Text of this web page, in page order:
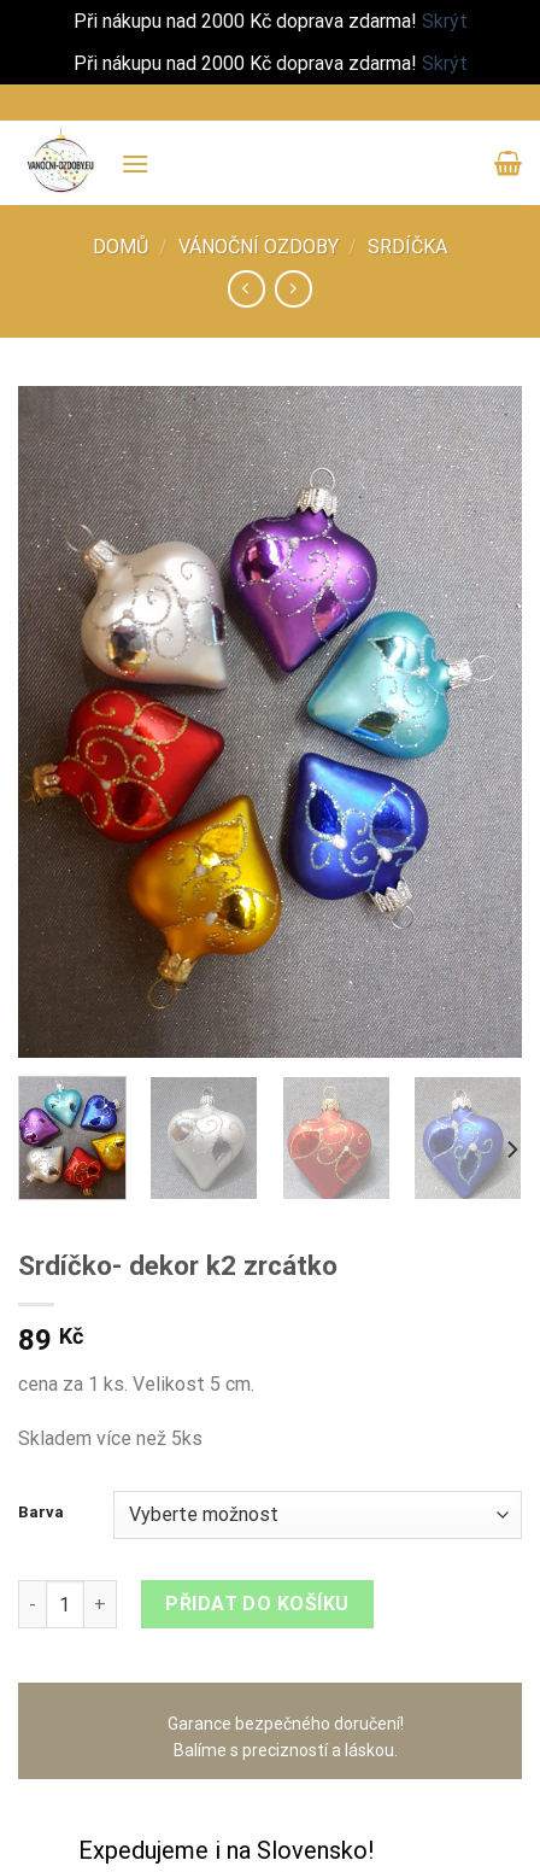
Při nákupu nad 2000 Kč doprava zdarma! Skrýt
Při nákupu nad 2000 Kč doprava zdarma! Skrýt
na
obsah
DOMŮ / VÁNOČNÍ OZDOBY / SRDÍČKA
Srdíčko- dekor k2 zrcátko
89 Kč
cena za 1 ks. Velikost 5 cm.
Skladem více než 5ks
Barva
Srdíčko- dekor k2 zrcátko množství
PŘIDAT DO KOŠÍKU
Garance bezpečného doručení!
Balíme s precizností a láskou.
Expedujeme i na Slovensko!